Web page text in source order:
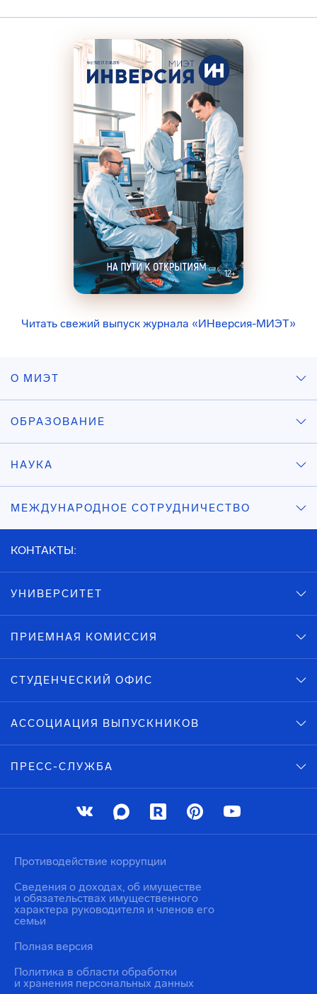
Читать свежий выпуск журнала «ИНверсия-МИЭТ»
О МИЭТ
ОБРАЗОВАНИЕ
НАУКА
МЕЖДУНАРОДНОЕ СОТРУДНИЧЕСТВО
КОНТАКТЫ:
УНИВЕРСИТЕТ
ПРИЕМНАЯ КОМИССИЯ
СТУДЕНЧЕСКИЙ ОФИС
АССОЦИАЦИЯ ВЫПУСКНИКОВ
ПРЕСС-СЛУЖБА
Политика в области обработки
и хранения персональных данных
Противодействие коррупции
Сведения о доходах, об имуществе
и обязательствах имущественного
характера руководителя и членов его
семьи
Полная версия